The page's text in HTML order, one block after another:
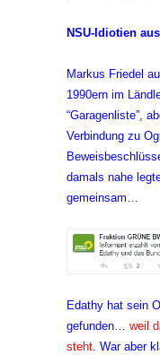
NSU-Idiotien
Markus Friedel
1990ern im
“Garagenliste”,
Verbindung zu
damals nahe
gemeinsam…
Edathy hat sein
gefunden… weil
steht. War aber